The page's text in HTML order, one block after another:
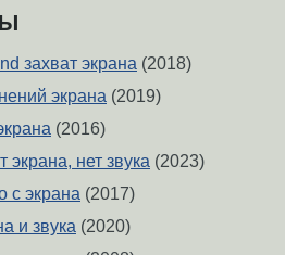
захват экрана (2018)
экрана (2019)
(2016)
экрана, нет звука (2023)
с экрана (2017)
и звука (2020)